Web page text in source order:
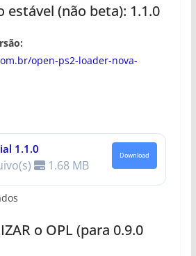
estável (não beta): 1.1.0
open-ps2-loader-nova-
1.1.0
1.68 MB
Download
o OPL (para 0.9.0